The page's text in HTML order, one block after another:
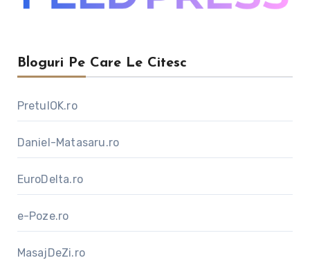
Bloguri Pe Care Le Citesc
PretulOK.ro
Daniel-Matasaru.ro
EuroDelta.ro
e-Poze.ro
MasajDeZi.ro